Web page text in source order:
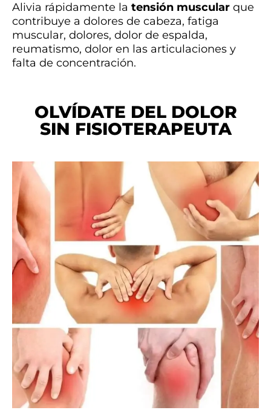
Alivia rápidamente la tensión muscular que
contribuye a dolores de cabeza, fatiga
muscular, dolores, dolor de espalda,
reumatismo, dolor en las articulaciones y
falta de concentración.
OLVÍDATE DEL DOLOR
SIN FISIOTERAPEUTA